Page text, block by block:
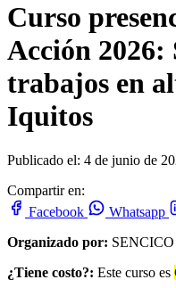
Curso
Acción 2026:
trabajos en
Iquitos
Publicado el: 4 de junio de
Compartir en:
Facebook
Whatsapp
Organizado por:
¿Tiene costo?: Este curso es